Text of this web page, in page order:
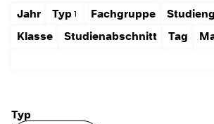
Jahr Typ Fachgruppe
Klasse
Studienabschnitt Tag
Typ